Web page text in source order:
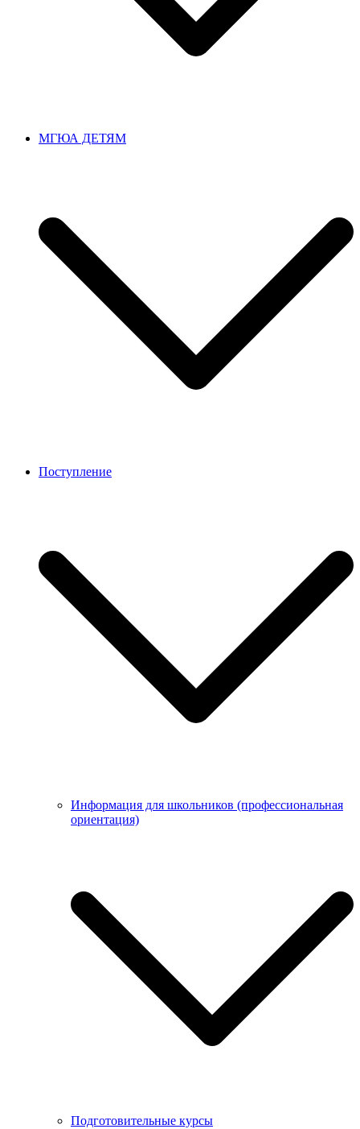
МГЮА ДЕТЯМ
Поступление
Информация для школьников (профессиональная
ориентация)
Подготовительные курсы